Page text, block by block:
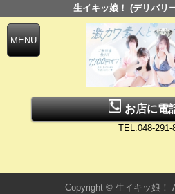
生イキッ娘！ (デリバリ
お店に電
TEL.048-291-
Copyright © 生イキッ娘！